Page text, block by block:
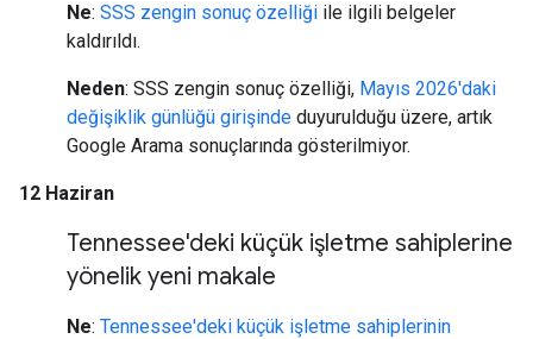
Ne: SSS zengin sonuç özelliği ile ilgili belgeler
kaldırıldı.
Neden: SSS zengin sonuç özelliği, Mayıs 2026'daki
değişiklik günlüğü girişinde duyurulduğu üzere, artık
Google Arama sonuçlarında gösterilmiyor.
12 Haziran
Tennessee'deki küçük işletme sahiplerine
yönelik yeni makale
Ne: Tennessee'deki küçük işletme sahiplerinin